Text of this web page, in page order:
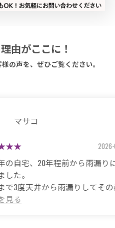
由がここに！
の声を、ぜひご覧ください。
から雨漏りに悩まされ
りしてその都度雨漏り
したがスッキリ直った